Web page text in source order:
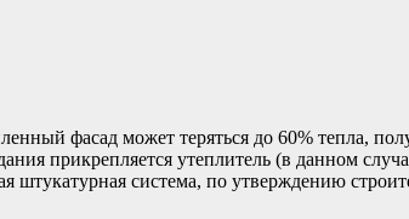
фасад может теряться до 60% тепла,
прикрепляется утеплитель (в данном
система, по утверждению